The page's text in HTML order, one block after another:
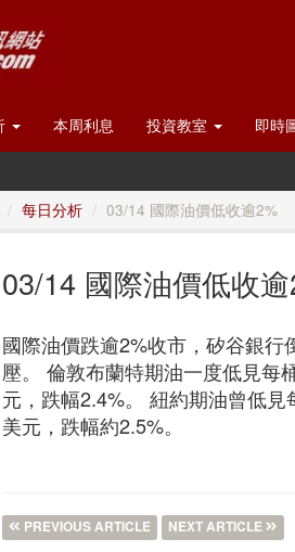
本周利息 投資教室 即時
每日分析 03/14 國際油價低收逾2%
03/14 國際油價低收
國際油價跌逾2%收市，矽谷銀
壓。 倫敦布蘭特期油一度低見每
元，跌幅2.4%。 紐約期油曾低
美元，跌幅約2.5%。
PREVIOUS ARTICLE NEXT ARTICLE